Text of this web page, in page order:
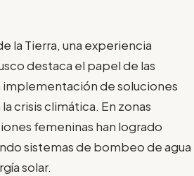
la Tierra, una experiencia
destaca el papel de las
implementación de soluciones
crisis climática. En zonas
femeninas han logrado
sistemas de bombeo de agua
solar.